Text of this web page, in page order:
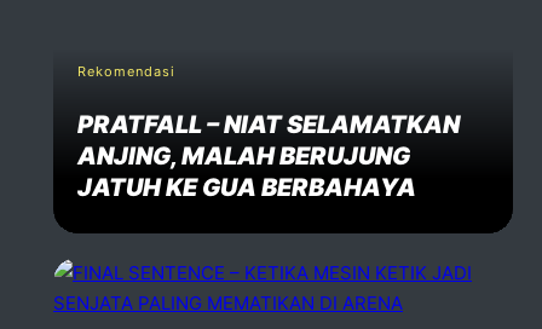
Rekomendasi
PRATFALL – NIAT SELAMATKAN
ANJING, MALAH BERUJUNG
JATUH KE GUA BERBAHAYA